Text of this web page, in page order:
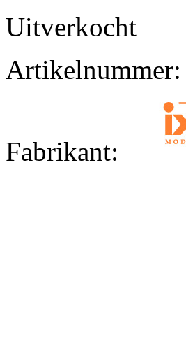
Uitverkocht
Artikelnummer:
Fabrikant: